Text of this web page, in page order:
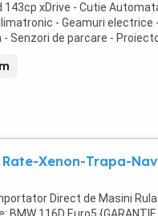
143cp xDrive - Cutie
- Geamuri electrice
Senzori de parcare -
Rate-Xenon-Trapa-
Direct de Masini